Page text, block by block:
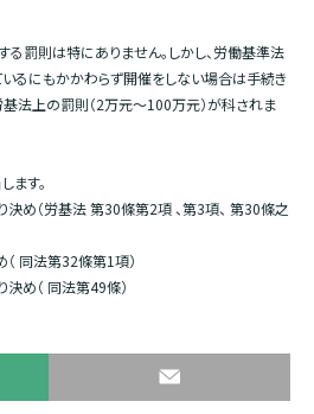
罰則は特にありません。しかし、労働基準法
るにもかかわらず開催をしない場合は手続き
法上の罰則（2万元～100万元）が科されま
ます。
決め（労基法 第30條第2項 、第3項、 第30條之
同法第32條第1項）
決め（ 同法第49條）